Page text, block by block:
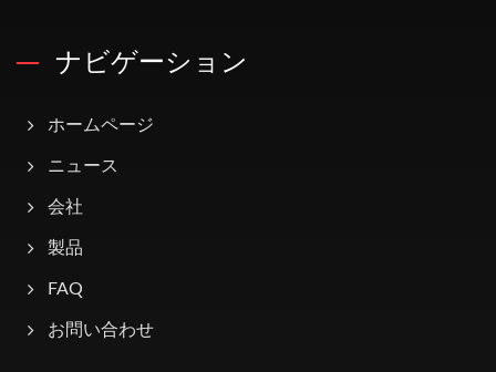
ナビゲーション
ホームページ
ニュース
会社
製品
FAQ
お問い合わせ